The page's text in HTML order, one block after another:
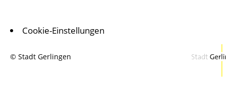
Cookie-Einstellungen
© Stadt Gerlingen